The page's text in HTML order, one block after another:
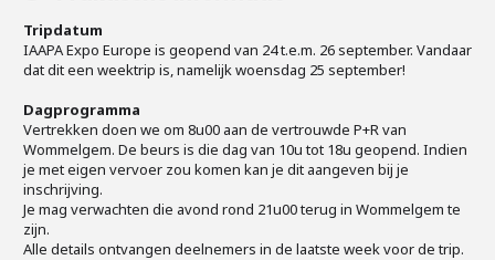
Tripdatum
IAAPA Expo Europe is geopend van 24 t.e.m. 26 september. Vandaar
dat dit een weektrip is, namelijk woensdag 25 september!
Dagprogramma
Vertrekken doen we om 8u00 aan de vertrouwde P+R van
Wommelgem. De beurs is die dag van 10u tot 18u geopend. Indien
je met eigen vervoer zou komen kan je dit aangeven bij je
inschrijving.
Je mag verwachten die avond rond 21u00 terug in Wommelgem te
zijn.
Alle details ontvangen deelnemers in de laatste week voor de trip.